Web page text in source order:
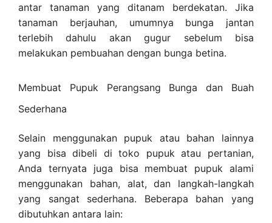
antar tanaman yang ditanam berdekatan. Jika
tanaman berjauhan, umumnya bunga jantan
terlebih dahulu akan gugur sebelum bisa
melakukan pembuahan dengan bunga betina.
Membuat Pupuk Perangsang Bunga dan Buah
Sederhana
Selain menggunakan pupuk atau bahan lainnya
yang bisa dibeli di toko pupuk atau pertanian,
Anda ternyata juga bisa membuat pupuk alami
menggunakan bahan, alat, dan langkah-langkah
yang sangat sederhana. Beberapa bahan yang
dibutuhkan antara lain: